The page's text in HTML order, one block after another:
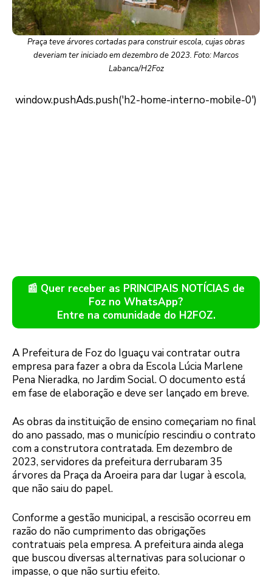
Praça teve árvores cortadas para construir escola, cujas obras
deveriam ter iniciado em dezembro de 2023. Foto: Marcos
Labanca/H2Foz
📰 Quer receber as PRINCIPAIS NOTÍCIAS de
Foz no WhatsApp?
Entre na comunidade do H2FOZ.
A Prefeitura de Foz do Iguaçu vai contratar outra
empresa para fazer a obra da Escola Lúcia Marlene
Pena Nieradka, no Jardim Social. O documento está
em fase de elaboração e deve ser lançado em breve.
As obras da instituição de ensino começariam no final
do ano passado, mas o município rescindiu o contrato
com a construtora contratada. Em dezembro de
2023, servidores da prefeitura derrubaram 35
árvores da Praça da Aroeira para dar lugar à escola,
que não saiu do papel.
Conforme a gestão municipal, a rescisão ocorreu em
razão do não cumprimento das obrigações
contratuais pela empresa. A prefeitura ainda alega
que buscou diversas alternativas para solucionar o
impasse, o que não surtiu efeito.